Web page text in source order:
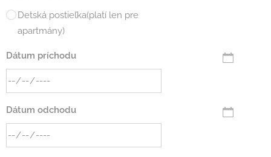
Detská postieľka(platí len pre
apartmány)
Dátum príchodu
Dátum odchodu